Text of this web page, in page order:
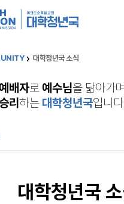
대학청년국 소식
배자로예수님을 닮아가며
리 하는 대학청년국입니
대학청년국